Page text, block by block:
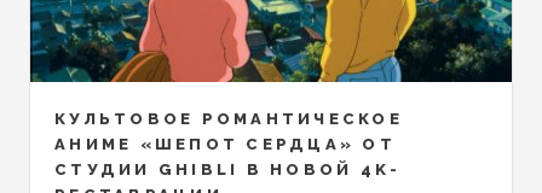
КУЛЬТОВОЕ РОМАНТИЧЕСКОЕ
АНИМЕ «ШЕПОТ СЕРДЦА» ОТ
СТУДИИ GHIBLI В НОВОЙ 4K-